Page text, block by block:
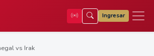
Ingresar
vs Irak